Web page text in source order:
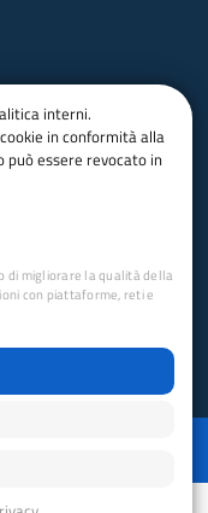
YEC
interni.
in conformità alla
può essere revocato in
di migliorare la qualità della
con piattaforme, reti e